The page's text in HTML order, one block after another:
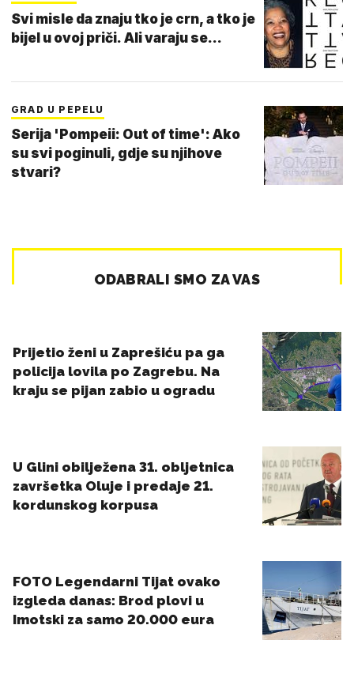
Svi misle da znaju tko je crn, a tko je
bijel u ovoj priči. Ali varaju se...
GRAD U PEPELU
Serija 'Pompeii: Out of time': Ako
su svi poginuli, gdje su njihove
stvari?